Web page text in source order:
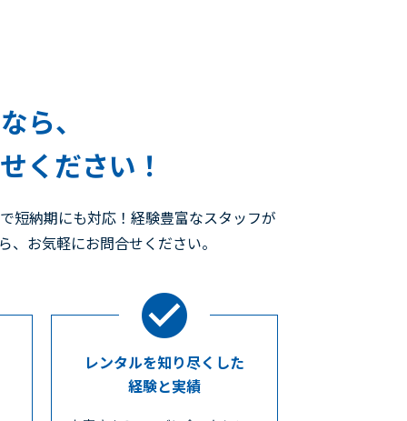
ら、
ください！
短納期にも対応！経験豊富なスタッフが
お気軽にお問合せください。
レンタルを知り尽くした
経験と実績